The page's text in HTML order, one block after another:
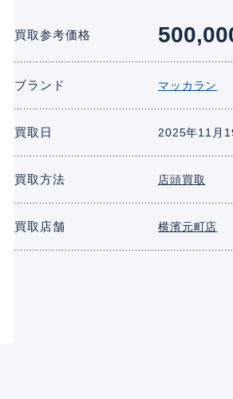
買取参考価格
ブランド マッカラン
買取日 2025年11月
買取方法 店頭買取
買取店舗 横濱元町店